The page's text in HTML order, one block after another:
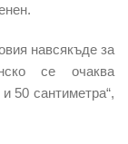
навсякъде за
се очаква
50 сантиметра“,